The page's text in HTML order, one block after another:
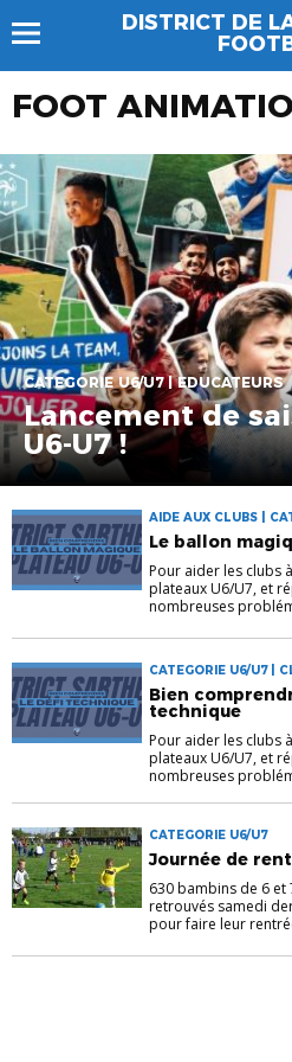
DISTRICT DE
FOOT
CATEGORIE U6/U7 | EDUCATEURS
Lancement de
U6-U7 !
AIDE AUX CLUBS |
Le ballon
Pour aider les clubs
plateaux U6/U7, et
nombreuses
CATEGORIE U6/U7 |
Bien
technique
Pour aider les clubs
plateaux U6/U7, et
nombreuses
CATEGORIE U6/U7
Journée de
630 bambins de 6 et
retrouvés samedi
pour faire leur